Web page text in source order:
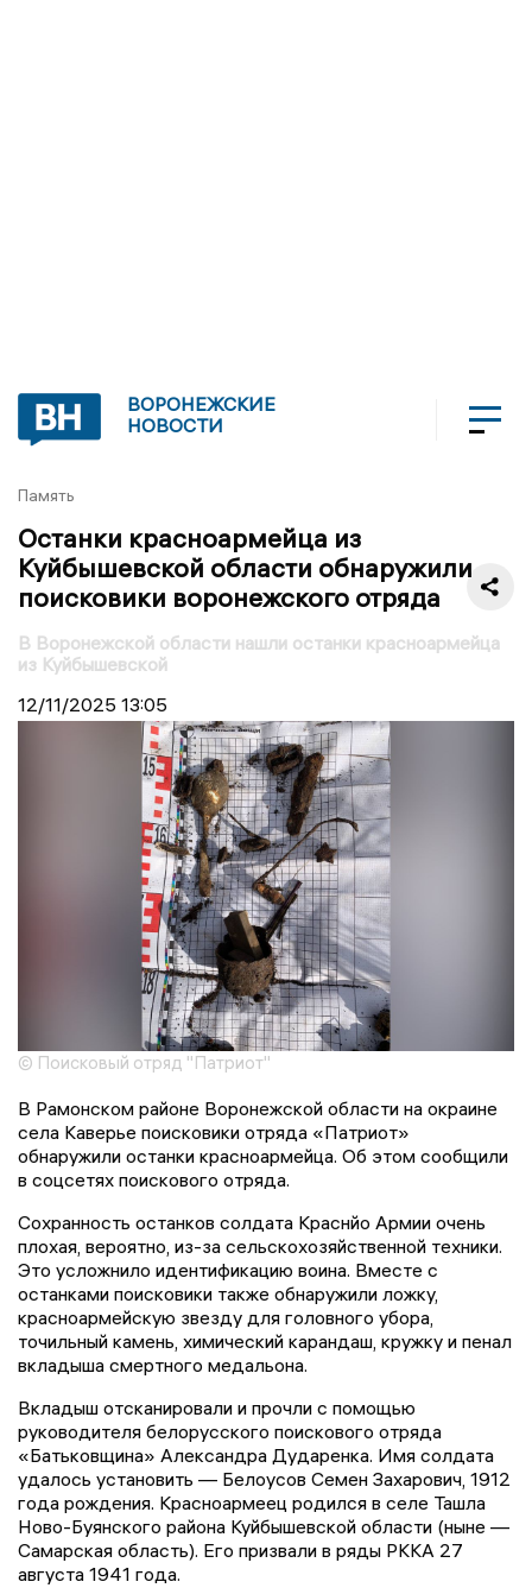
ВОРОНЕЖСКИЕ
НОВОСТИ
Память
Останки красноармейца из
Куйбышевской области обнаружили
поисковики воронежского отряда
В Воронежской области нашли останки красноармейца
из Куйбышевской
12/11/2025 13:05
© Поисковый отряд "Патриот"
В Рамонском районе Воронежской области на окраине
села Каверье поисковики отряда «Патриот»
обнаружили останки красноармейца. Об этом сообщили
в соцсетях поискового отряда.
Сохранность останков солдата Краснйо Армии очень
плохая, вероятно, из-за сельскохозяйственной техники.
Это усложнило идентификацию воина. Вместе с
останками поисковики также обнаружили ложку,
красноармейскую звезду для головного убора,
точильный камень, химический карандаш, кружку и пенал
вкладыша смертного медальона.
Вкладыш отсканировали и прочли с помощью
руководителя белорусского поискового отряда
«Батьковщина» Александра Дударенка. Имя солдата
удалось установить — Белоусов Семен Захарович, 1912
года рождения. Красноармеец родился в селе Ташла
Ново-Буянского района Куйбышевской области (ныне —
Самарская область). Его призвали в ряды РККА 27
августа 1941 года.